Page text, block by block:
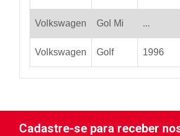
Volkswagen Gol Mi ...
Volkswagen Golf 1996
Cadastre-se para receber